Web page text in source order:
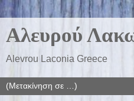
Αλευρού
Alevrou Laconia Greece